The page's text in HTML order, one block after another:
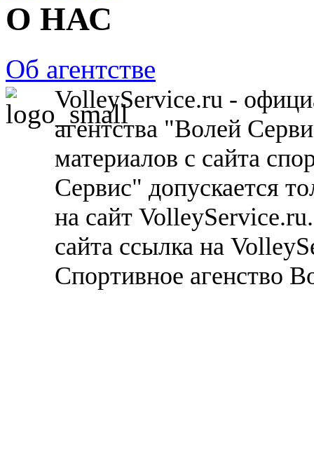
О НАС
Об агентстве
VolleyService.ru -
агентства "Волей
материалов с сайта
Сервис" допускается
на сайт
сайта ссылка на
Спортивное агенство